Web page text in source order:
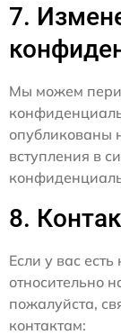
7.
Мы можем
опубликованы
вступления в
8.
Если у вас
относительно
пожалуйста,
контактам: